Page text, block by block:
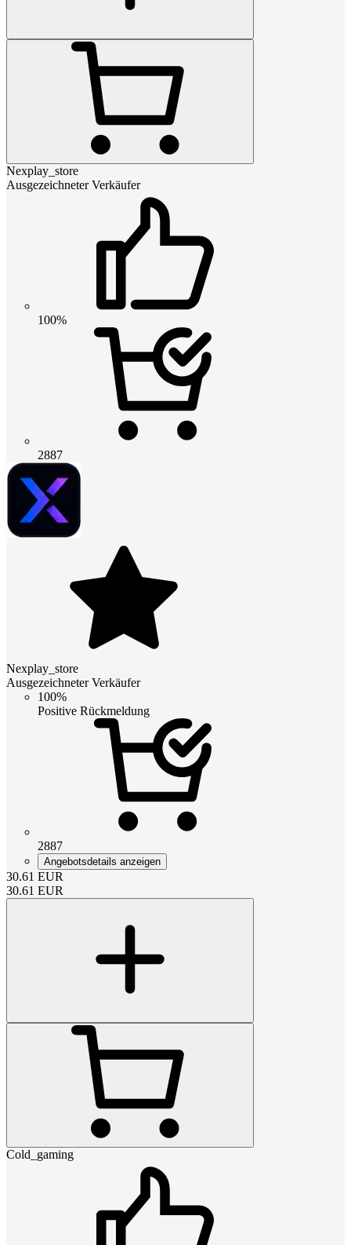
Nexplay_store
Ausgezeichneter Verkäufer
100%
2887
Nexplay_store
Ausgezeichneter Verkäufer
100%
Positive Rückmeldung
2887
Angebotsdetails anzeigen
30.61 EUR
30.61 EUR
Cold_gaming